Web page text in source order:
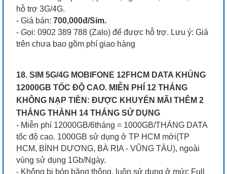
hỗ trợ 3G/4G.
- Giá bán: 700,000đ/Sim.
- Gọi: 0902 389 788 (Zalo) để được hỗ trợ. Lưu ý: Giá
trên chưa bao gồm phí giao hàng
18. SIM 5G/4G MOBIFONE 12FHCM DATA KHỦNG
12000GB TỐC ĐỘ CAO. MIỄN PHÍ 12 THÁNG
KHÔNG NẠP TIỀN: ĐƯỢC KHUYẾN MÃI THÊM 2
THÁNG THÀNH 14 THÁNG SỬ DỤNG
- Miễn phí 12000GB/6tháng = 1000GB/THÁNG DATA
tốc độ cao. 1000GB sử dụng ở TP HCM mới(TP
HCM, BÌNH DƯƠNG, BÀ RỊA - VŨNG TÀU), ngoài
vùng sử dụng 1Gb/Ngày.
- Không bị bóp băng thông, luôn sử dụng ở mức Full